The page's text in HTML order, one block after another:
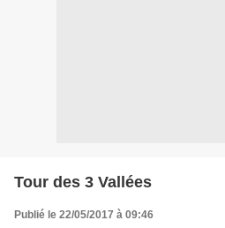
Tour des 3 Vallées
Publié le 22/05/2017 à 09:46